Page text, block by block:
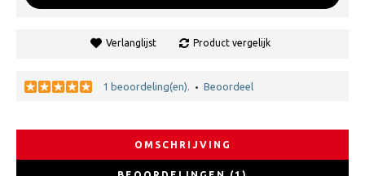
Verlanglijst Product vergelijk
1 beoordeling(en). • Beoordeel
OMSCHRIJVING